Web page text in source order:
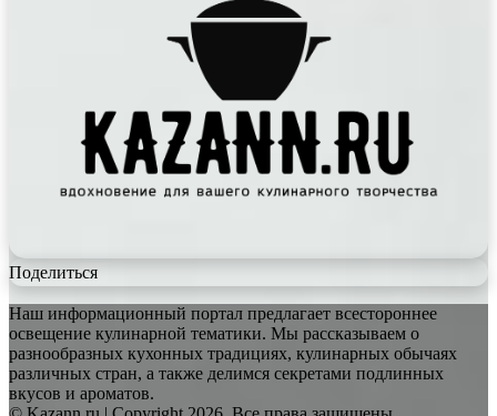
Поделиться
Наш информационный портал предлагает всестороннее
освещение кулинарной тематики. Мы рассказываем о
разнообразных кухонных традициях, кулинарных обычаях
различных стран, а также делимся секретами подлинных
вкусов и ароматов.